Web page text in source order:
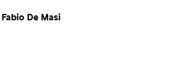
De Masi